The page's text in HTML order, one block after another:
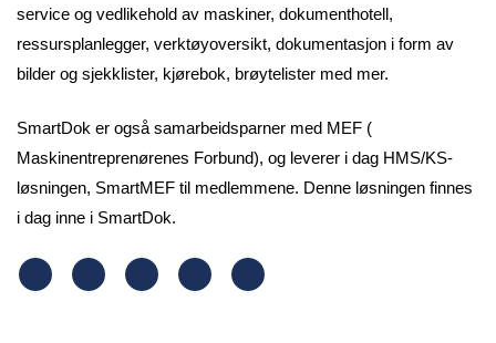
service og vedlikehold av maskiner, dokumenthotell,
ressursplanlegger, verktøyoversikt, dokumentasjon i form av
bilder og sjekklister, kjørebok, brøytelister med mer.
SmartDok er også samarbeidsparner med MEF (
Maskinentreprenørenes Forbund), og leverer i dag HMS/KS-
løsningen, SmartMEF til medlemmene. Denne løsningen finnes
i dag inne i SmartDok.